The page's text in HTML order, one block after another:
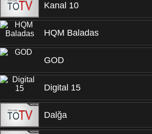
Kanal 10
HQM Baladas
GOD
Digital 15
Dalğa